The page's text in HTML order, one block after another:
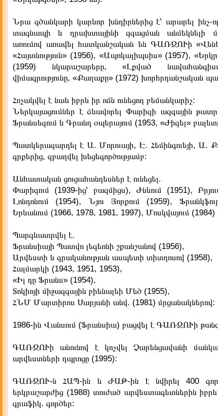
Նրա գծանկարի կարևոր խնդիրներից է՝ արարել ինչ-
տագնապի և դրախտայինի զգացման անմեկնելի
առումով առավել հատկանշական են ԳԱՌԶՈՒի
«Հայտնություն» (1956), «Ապոկալիպսիս» (1957),
(1959) նկարաշարերը, «Լքված
վիմագրությունը, «Քաղաքը» (1972) խորհրդանշական
Հռչակվել է նաև իբրև իր ոճն ունեցող բեմանկարիչ:
Ներկայացումներ է ձևավորել Փարիզի ազգային
Ֆրանսեզում և Գրանդ օպերայում (1953, «Ժիզել»
Պատկերազարդել է Ա. Մորուայի, Է. Հեմինգուեյի, Ա.
գրքերից, զբաղվել խեցեգործությամբ:
Անհատական ցուցահանդեսներ է ունեցել.
Փարիզում (1939-ից՝ բազմիցս), Ժնևում (1951),
Լոնդոնում (1954), Նյու Յորքում (1959),
Երևանում (1966, 1978, 1981, 1997), Մոսկվայում (1984)
Պարգևատրվել է.
Ֆրանսիայի Պատվո լեգեոնի շքանշանով (1956),
Արվեստի և գրականության ասպետի տիտղոսով (1958),
Հալմարկի (1943, 1951, 1953),
«Իլ դը Ֆրանս» (1954),
Տոկիոյի միջազգային բիենալեի Մեծ (1955),
ՀՆՄ Մարտիրոս Սարյանի անվ. (1981) մրցանակներով:
1986-ին Վանսում (Ֆրանսիա) բացվել է ԳԱՌԶՈՒի
ԳԱՌԶՈՒի անունով է կոչվել Չարենցավանի
արվեստների դպրոցը (1995):
ԳԱՌԶՈՒ-ն ՀԱՊ-ին և ԺԱԹ-ին է նվիրել 400
երկրաշարժից (1988) տուժած արվեստագետներին իբրև
գրաֆիկ. գործեր: